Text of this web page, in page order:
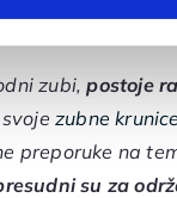
zubi,postoje
svojezubne krunice
preporuke na
su za